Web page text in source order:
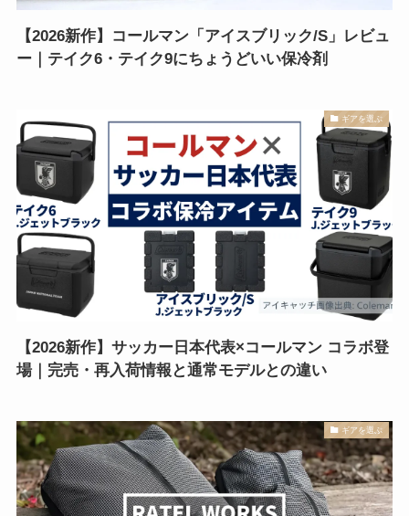
【2026新作】コールマン「アイスブリック/S」レビュ
ー｜テイク6・テイク9にちょうどいい保冷剤
ギアを選ぶ
【2026新作】サッカー日本代表×コールマン コラボ登
場｜完売・再入荷情報と通常モデルとの違い
ギアを選ぶ